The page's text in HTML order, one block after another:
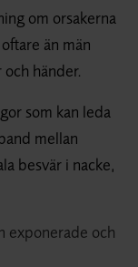
om orsakerna
än män
händer.
som kan leda
mellan
besvär i nacke,
exponerade och